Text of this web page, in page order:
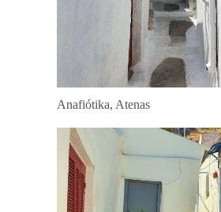
Anafiótika, Atenas